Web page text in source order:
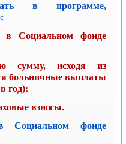
в программе,
в Социальном фонде
сумму, исходя из
больничные выплаты
год);
взносы.
в Социальном фонде